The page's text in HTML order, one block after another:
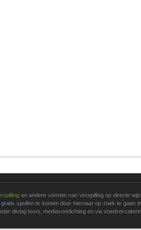
en andere vormen van verspilling op directe
spullen te komen door hiernaar op zoek te gaan
diving tours, mediavoorlichting en via voedsel-